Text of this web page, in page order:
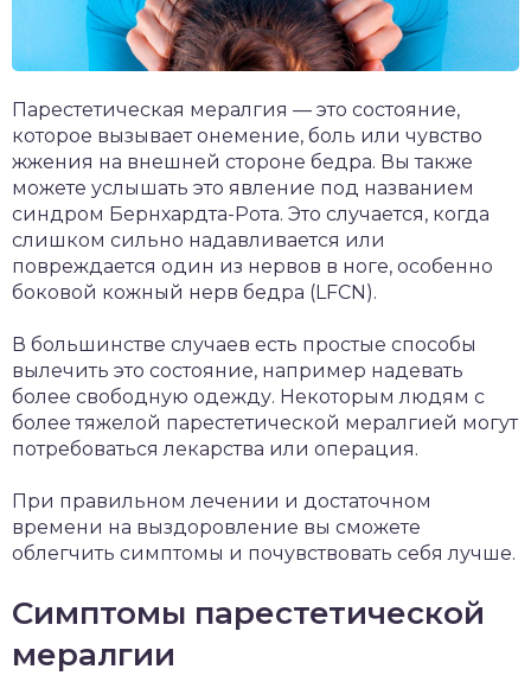
Парестетическая мералгия — это состояние,
которое вызывает онемение, боль или чувство
жжения на внешней стороне бедра. Вы также
можете услышать это явление под названием
синдром Бернхардта-Рота. Это случается, когда
слишком сильно надавливается или
повреждается один из нервов в ноге, особенно
боковой кожный нерв бедра (LFCN).
В большинстве случаев есть простые способы
вылечить это состояние, например надевать
более свободную одежду. Некоторым людям с
более тяжелой парестетической мералгией могут
потребоваться лекарства или операция.
При правильном лечении и достаточном
времени на выздоровление вы сможете
облегчить симптомы и почувствовать себя лучше.
Симптомы парестетической
мералгии